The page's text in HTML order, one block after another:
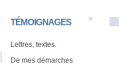
TÉMOIGNAGES
Lettres, textes.
De mes démarches